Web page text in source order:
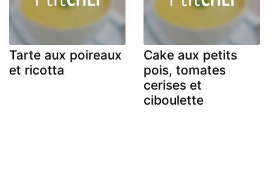
Tarte aux poireaux
et ricotta
Cake aux petits
pois, tomates
cerises et
ciboulette